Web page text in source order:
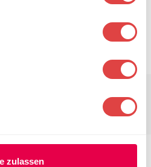
zulassen